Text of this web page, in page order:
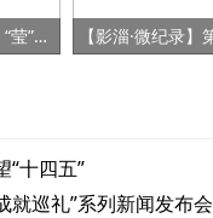
【影淄】第18期：“莹”雄归来 再上征途
“十四五”
就巡礼”系列新闻发布会